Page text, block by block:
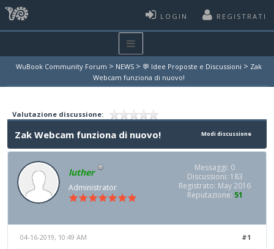
LOGIN REGISTRATI
WuBook Community Forum > NEWS > 💬 Idee Proposte e Discussioni > Zak
Webcam funziona di nuovo!
Valutazione discussione:
Modi discussione
Zak Webcam funziona di nuovo!
luther
Administrator
Messaggi: 0
Discussioni: 183
Registrato: May 2016
Reputazione: 51
#1
04-16-2019, 10:49 AM